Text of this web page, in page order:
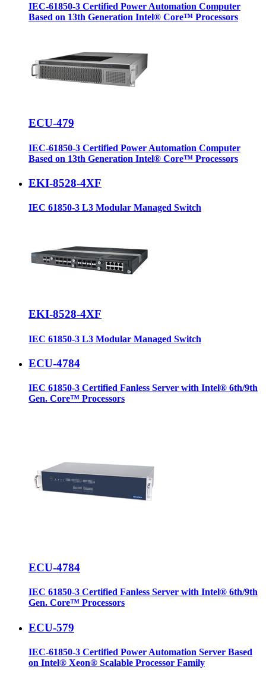
IEC-61850-3 Certified Power Automation Computer
Based on 13th Generation Intel® Core™ Processors
ECU-479
IEC-61850-3 Certified Power Automation Computer
Based on 13th Generation Intel® Core™ Processors
EKI-8528-4XF
IEC 61850-3 L3 Modular Managed Switch
EKI-8528-4XF
IEC 61850-3 L3 Modular Managed Switch
ECU-4784
IEC 61850-3 Certified Fanless Server with Intel® 6th/9th
Gen. Core™ Processors
ECU-4784
IEC 61850-3 Certified Fanless Server with Intel® 6th/9th
Gen. Core™ Processors
ECU-579
IEC-61850-3 Certified Power Automation Server Based
on Intel® Xeon® Scalable Processor Family